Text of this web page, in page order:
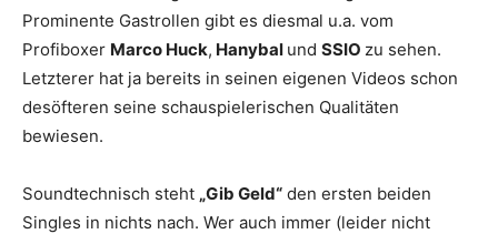
Prominente Gastrollen gibt es diesmal u.a. vom
Profiboxer Marco Huck, Hanybal und SSIO zu sehen.
Letzterer hat ja bereits in seinen eigenen Videos schon
desöfteren seine schauspielerischen Qualitäten
bewiesen.
Soundtechnisch steht „Gib Geld“ den ersten beiden
Singles in nichts nach. Wer auch immer (leider nicht